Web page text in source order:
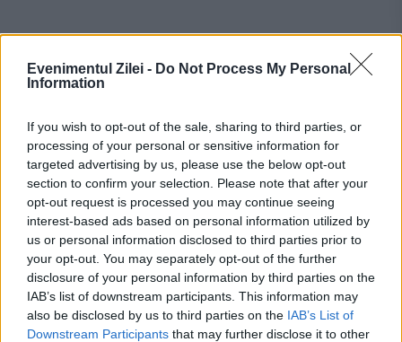
Evenimentul Zilei - Do Not Process My Personal
Information
If you wish to opt-out of the sale, sharing to third parties, or
processing of your personal or sensitive information for
targeted advertising by us, please use the below opt-out
section to confirm your selection. Please note that after your
opt-out request is processed you may continue seeing
interest-based ads based on personal information utilized by
us or personal information disclosed to third parties prior to
your opt-out. You may separately opt-out of the further
disclosure of your personal information by third parties on the
IAB’s list of downstream participants. This information may
also be disclosed by us to third parties on the IAB’s List of
Downstream Participants that may further disclose it to other
Recomandările noastre
SOCIAL